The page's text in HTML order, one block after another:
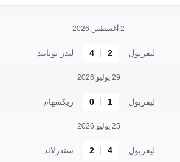
2 أغسطس 2026
ليفربول 2
4 ليدز يونايتد
29 يوليو 2026
ليفربول 1
0 ريكسهام
25 يوليو 2026
ليفربول 4
2 سندرلاند